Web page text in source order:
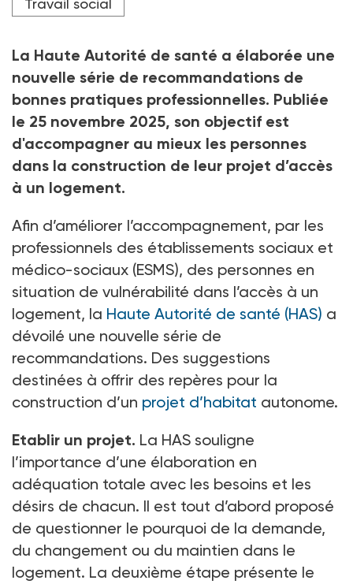
Crédit photo Aldeca Productions - stock.adobe
Travail social
La Haute Autorité de santé a élaborée une
nouvelle série de recommandations de
bonnes pratiques professionnelles. Publiée
le 25 novembre 2025, son objectif est
d'accompagner au mieux les personnes
dans la construction de leur projet d’accès
à un logement.
Afin d’améliorer l’accompagnement, par les
professionnels des établissements sociaux et
médico-sociaux (ESMS), des personnes en
situation de vulnérabilité dans l’accès à un
logement, la Haute Autorité de santé (HAS) a
dévoilé une nouvelle série de
recommandations. Des suggestions
destinées à offrir des repères pour la
construction d’un projet d’habitat autonome.
Etablir un projet. La HAS souligne
l’importance d’une élaboration en
adéquation totale avec les besoins et les
désirs de chacun. Il est tout d’abord proposé
de questionner le pourquoi de la demande,
du changement ou du maintien dans le
logement. La deuxième étape présente le